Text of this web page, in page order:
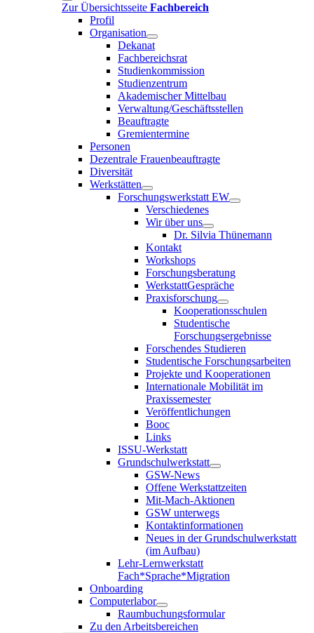
Zur Übersichtsseite Fachbereich
Profil
Organisation
Dekanat
Fachbereichsrat
Studienkommission
Studienzentrum
Akademischer Mittelbau
Verwaltung/Geschäftsstellen
Beauftragte
Gremientermine
Personen
Dezentrale Frauenbeauftragte
Diversität
Werkstätten
Forschungswerkstatt EW
Verschiedenes
Wir über uns
Dr. Silvia Thünemann
Kontakt
Workshops
Forschungsberatung
WerkstattGespräche
Praxisforschung
Kooperationsschulen
Studentische
Forschungsergebnisse
Forschendes Studieren
Studentische Forschungsarbeiten
Projekte und Kooperationen
Internationale Mobilität im
Praxissemester
Veröffentlichungen
Booc
Links
ISSU-Werkstatt
Grundschulwerkstatt
GSW-News
Offene Werkstattzeiten
Mit-Mach-Aktionen
GSW unterwegs
Kontaktinformationen
Neues in der Grundschulwerkstatt
(im Aufbau)
Lehr-Lernwerkstatt
Fach*Sprache*Migration
Onboarding
Computerlabor
Raumbuchungsformular
Zu den Arbeitsbereichen